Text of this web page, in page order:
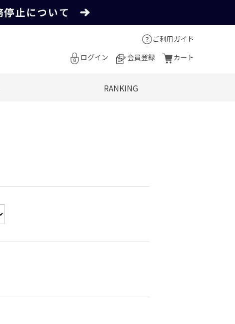
ご利用ガイド
ログイン
会員登録 カート
RANKING